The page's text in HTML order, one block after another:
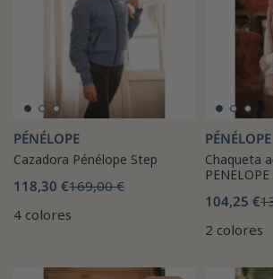
PÉNÉLOPE
Cazadora Pénélope Step
118,30 €169,00 €
4 colores
PÉNÉLOPE
Chaqueta
104,25 €
2 colores